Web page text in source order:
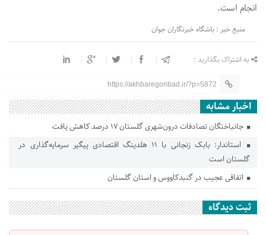
انجام است.
منبع خبر : باشگاه خبرنگاران جوان
به اشتراک بگذارید :
https://akhbaregonbad.ir/?p=5872
اخبار مشابه
جانباختگان تصادفات درون‌شهری گلستان ۱۷ درصد کاهش یافت
استاندار: بابک زنجانی با ۱۱ هلدینگ اقتصادی پیگیر سرمایه‌گذاری در
گلستان است
اتفاقی عجیب در‌ گنبدکاووس و استان گلستان
ثبت دیدگاه